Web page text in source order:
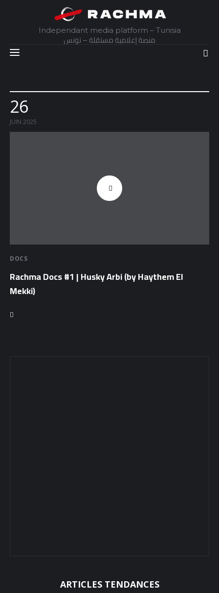
Independant media platform – Tunisia
منصة إعلامية مستقلة – تونس
Daily
Explainer
26
JUIN 2025
DOCS
Rachma Docs #1 | Husky Arbi (by Haythem El
Mekki)
ARTICLES TENDANCES